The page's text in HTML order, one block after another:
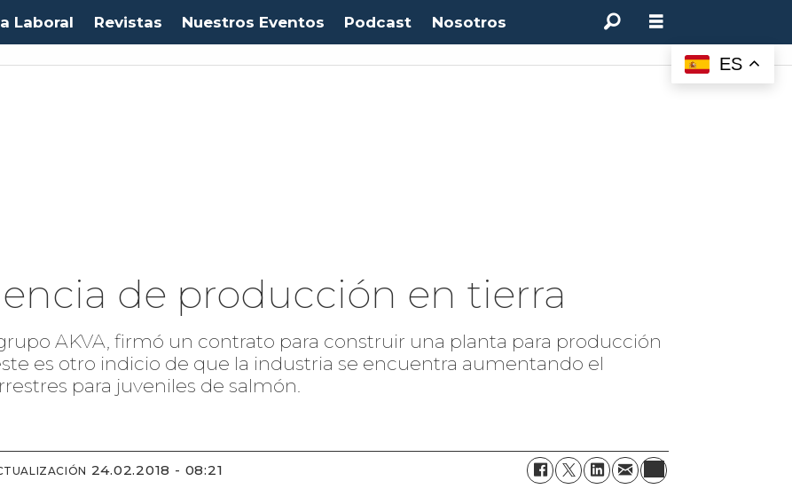
Laboral Revistas Nuestros Eventos Podcast Nosotros
de producción en tierra
AKVA, firmó un contrato para construir una planta para producción
es otro indicio de que la industria se encuentra aumentando el
para juveniles de salmón.
24.02.2018 - 08:21
ES